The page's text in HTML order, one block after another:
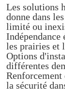
Les solutions
donne dans
limité ou
Indépendance
les prairies et
Options
différentes
la sécurité